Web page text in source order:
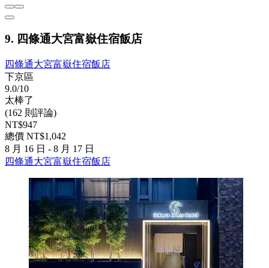
9. 四條通大宮富嶽住宿飯店
四條通大宮富嶽住宿飯店
下京區
9.0/10
太棒了
(162 則評論)
NT$947
總價 NT$1,042
8 月 16 日 - 8 月 17 日
四條通大宮富嶽住宿飯店